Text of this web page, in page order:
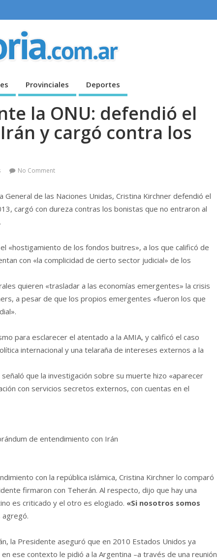
Provinciales Deportes
la ONU: defendió el
y cargó contra los
No Comment
de las Naciones Unidas, Cristina Kirchner defendió el
cargó con dureza contras los bonistas que no entraron al
«hostigamiento de los fondos buitres», a los que calificó de
con «la complicidad de cierto sector judicial» de los
quieren «trasladar a las economías emergentes» la crisis
a pesar de que los propios emergentes «fueron los que
para esclarecer el atentado a la AMIA, y calificó el caso
internacional y una telaraña de intereses externos a la
que la investigación sobre su muerte hizo «aparecer
con servicios secretos externos, con cuentas en el
de entendimiento con Irán
con la república islámica, Cristina Kirchner lo comparó
firmaron con Teherán. Al respecto, dijo que hay una
es criticado y el otro es elogiado. «Si nosotros somos
agregó.
la Presidente aseguró que en 2010 Estados Unidos ya
ese contexto le pidió a la Argentina –a través de una reunión